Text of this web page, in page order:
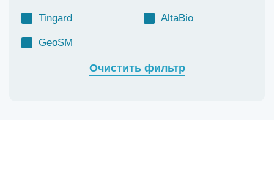
Tingard AltaBio
GeoSM
Очистить фильтр